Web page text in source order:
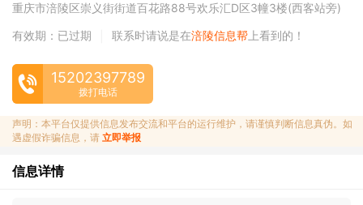
重庆市涪陵区崇义街街道百花路88号欢乐汇D区3幢3楼(西客站旁)
有效期：已过期
联系时请说是在涪陵信息帮 上看到的！
15202397789
拨打电话
声明：本平台仅提供信息发布交流和平台的运行维护，请谨慎判断信息真伪。如
遇虚假诈骗信息，请 立即举报
信息详情